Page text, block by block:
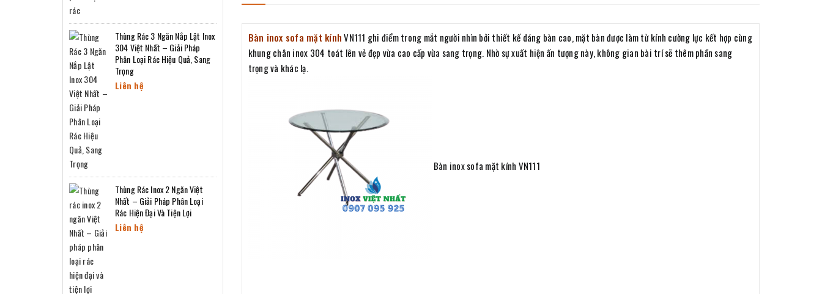
Bàn inox sofa mặt kínhVN111 ghi điểm trong mắt người nhìn bởi thiết kế dáng bàn cao, mặt bàn được làm từ kính cường lực kết hợp cùng
khung chân inox 304 toát lên vẻ đẹp vừa cao cấp vừa sang trọng. Nhờ sự xuất hiện ấn tượng này, không gian bài trí sẽ thêm phần sang
trọng và khác lạ.
Bàn inox sofa mặt kính VN111
Thùng Rác 3 Ngăn Nắp Lật Inox
304 Việt Nhất – Giải Pháp
Phân Loại Rác Hiệu Quả, Sang
Trọng
Liên hệ
Thùng Rác Inox 2 Ngăn Việt
Nhất – Giải Pháp Phân Loại
Rác Hiện Đại Và Tiện Lợi
Liên hệ